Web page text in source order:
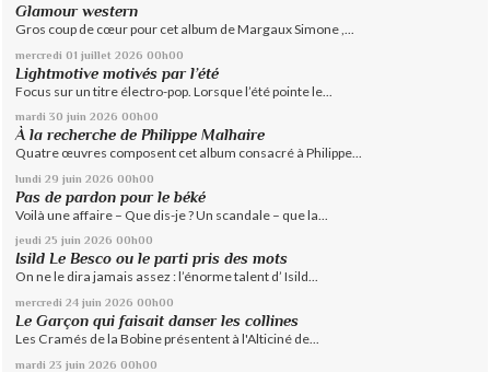
Glamour western
Gros coup de cœur pour cet album de Margaux Simone ,...
mercredi 01 juillet 2026 00h00
Lightmotive motivés par l’été
Focus sur un titre électro-pop. Lorsque l’été pointe le...
mardi 30 juin 2026 00h00
À la recherche de Philippe Malhaire
Quatre œuvres composent cet album consacré à Philippe...
lundi 29 juin 2026 00h00
Pas de pardon pour le béké
Voilà une affaire – Que dis-je ? Un scandale – que la...
jeudi 25 juin 2026 00h00
Isild Le Besco ou le parti pris des mots
On ne le dira jamais assez : l’énorme talent d’ Isild...
mercredi 24 juin 2026 00h00
Le Garçon qui faisait danser les collines
Les Cramés de la Bobine présentent à l'Alticiné de...
mardi 23 juin 2026 00h00